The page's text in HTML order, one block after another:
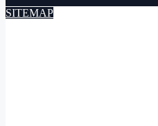
SITEMAP